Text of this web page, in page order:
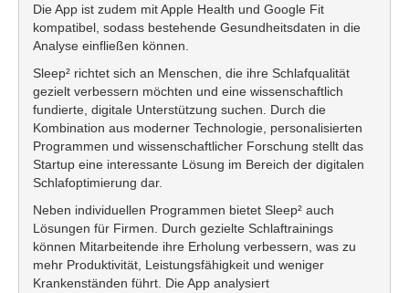
Die App ist zudem mit Apple Health und Google Fit
kompatibel, sodass bestehende Gesundheitsdaten in die
Analyse einfließen können.
Sleep² richtet sich an Menschen, die ihre Schlafqualität
gezielt verbessern möchten und eine wissenschaftlich
fundierte, digitale Unterstützung suchen. Durch die
Kombination aus moderner Technologie, personalisierten
Programmen und wissenschaftlicher Forschung stellt das
Startup eine interessante Lösung im Bereich der digitalen
Schlafoptimierung dar.
Neben individuellen Programmen bietet Sleep² auch
Lösungen für Firmen. Durch gezielte Schlaftrainings
können Mitarbeitende ihre Erholung verbessern, was zu
mehr Produktivität, Leistungsfähigkeit und weniger
Krankenständen führt. Die App analysiert